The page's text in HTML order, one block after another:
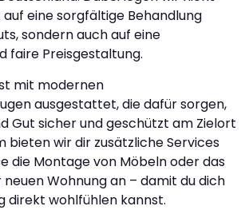
eine sorgfältige Behandlung
sondern auch auf eine
faire Preisgestaltung.
mit modernen
ausgestattet, die dafür sorgen,
Gut sicher und geschützt am Zielort
bieten wir dir zusätzliche Services
die Montage von Möbeln oder das
Wohnung an – damit du dich
direkt wohlfühlen kannst.